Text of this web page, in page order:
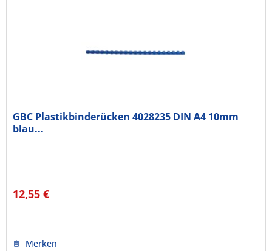
GBC Plastikbinderücken 4028235 DIN A4 10mm
blau...
12,55 €
Merken